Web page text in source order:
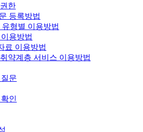
한
등록방법
유형별 이용방법
용방법
료 이용방법
약계층 서비스 이용방법
문
인